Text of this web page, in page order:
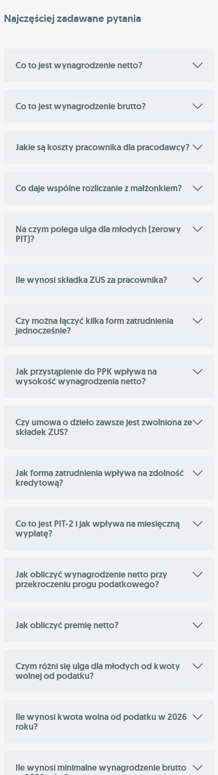
Najczęściej zadawane pytania
Co to jest wynagrodzenie netto?
Co to jest wynagrodzenie brutto?
Jakie są koszty pracownika dla pracodawcy?
Co daje wspólne rozliczanie z małżonkiem?
Na czym polega ulga dla młodych (zerowy
PIT)?
Ile wynosi składka ZUS za pracownika?
Czy można łączyć kilka form zatrudnienia
jednocześnie?
Jak przystąpienie do PPK wpływa na
wysokość wynagrodzenia netto?
Czy umowa o dzieło zawsze jest zwolniona ze
składek ZUS?
Jak forma zatrudnienia wpływa na zdolność
kredytową?
Co to jest PIT-2 i jak wpływa na miesięczną
wypłatę?
Jak obliczyć wynagrodzenie netto przy
przekroczeniu progu podatkowego?
Jak obliczyć premię netto?
Czym różni się ulga dla młodych od kwoty
wolnej od podatku?
Ile wynosi kwota wolna od podatku w 2026
roku?
Ile wynosi minimalne wynagrodzenie brutto